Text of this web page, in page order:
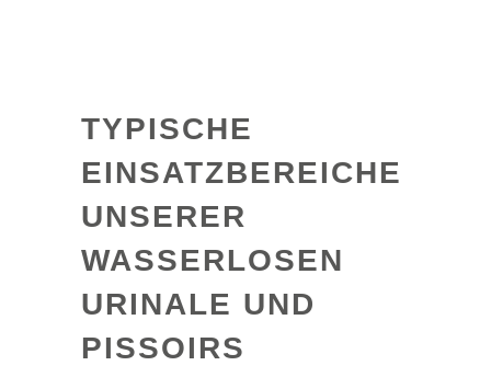
TYPISCHE
EINSATZBEREICHE
UNSERER
WASSERLOSEN
URINALE UND
PISSOIRS